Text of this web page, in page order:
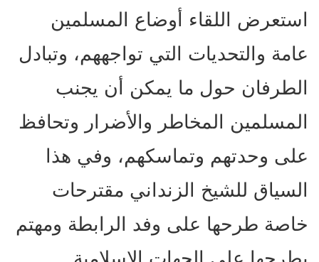
استعرض اللقاء أوضاع المسلمين
عامة والتحديات التي تواجههم، وتبادل
الطرفان حول ما يمكن أن يجنب
المسلمين المخاطر والأضرار وتحافظ
على وحدتهم وتماسكهم، وفي هذا
السياق للشيخ الزنداني مقترحات
خاصة طرحها على وفد الرابطة ومهتم